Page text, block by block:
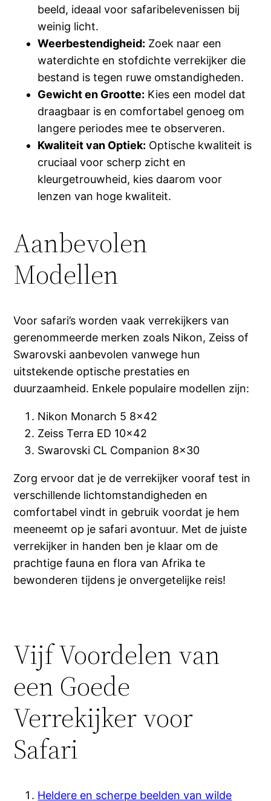
beeld, ideaal voor safaribelevenissen bij
weinig licht.
Weerbestendigheid: Zoek naar een
waterdichte en stofdichte verrekijker die
bestand is tegen ruwe omstandigheden.
Gewicht en Grootte: Kies een model dat
draagbaar is en comfortabel genoeg om
langere periodes mee te observeren.
Kwaliteit van Optiek: Optische kwaliteit is
cruciaal voor scherp zicht en
kleurgetrouwheid, kies daarom voor
lenzen van hoge kwaliteit.
Aanbevolen
Modellen
Voor safari’s worden vaak verrekijkers van
gerenommeerde merken zoals Nikon, Zeiss of
Swarovski aanbevolen vanwege hun
uitstekende optische prestaties en
duurzaamheid. Enkele populaire modellen zijn:
Nikon Monarch 5 8×42
Zeiss Terra ED 10×42
Swarovski CL Companion 8×30
Zorg ervoor dat je de verrekijker vooraf test in
verschillende lichtomstandigheden en
comfortabel vindt in gebruik voordat je hem
meeneemt op je safari avontuur. Met de juiste
verrekijker in handen ben je klaar om de
prachtige fauna en flora van Afrika te
bewonderen tijdens je onvergetelijke reis!
Vijf Voordelen van
een Goede
Verrekijker voor
Safari
Heldere en scherpe beelden van wilde